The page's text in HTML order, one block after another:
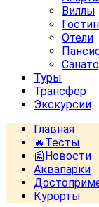
Виллы
Отели
Туры
Трансфер
Экскурсии
Главная
🔥Тесты
📰Новости
Аквапарки
Курорты